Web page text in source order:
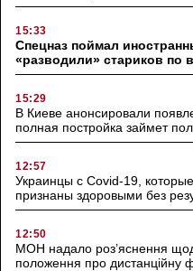
15:33
Спецназ поймал
«разводили» стариков по
15:29
В Киеве анонсировали
полная постройка займет
12:57
Украинцы с Covid-19,
признаны здоровыми без
12:50
МОН надало роз’яснення
положення про дистанційну